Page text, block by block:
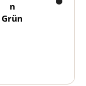
n
Grün